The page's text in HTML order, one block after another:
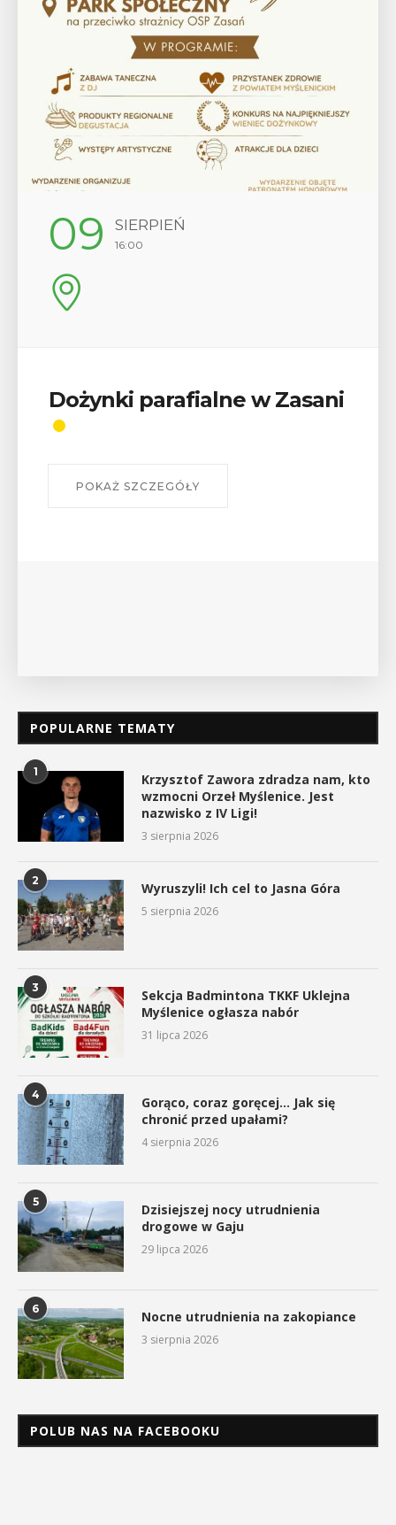
09 SIERPIEŃ
16:00
Dożynki parafialne w Zasani
POKAŻ SZCZEGÓŁY
POPULARNE TEMATY
1
Krzysztof Zawora zdradza nam, kto
wzmocni Orzeł Myślenice. Jest
nazwisko z IV Ligi!
3 sierpnia 2026
2 Wyruszyli! Ich cel to Jasna Góra
5 sierpnia 2026
3
Sekcja Badmintona TKKF Uklejna
Myślenice ogłasza nabór
31 lipca 2026
4
Gorąco, coraz goręcej… Jak się
chronić przed upałami?
4 sierpnia 2026
5
Dzisiejszej nocy utrudnienia
drogowe w Gaju
29 lipca 2026
6 Nocne utrudnienia na zakopiance
3 sierpnia 2026
POLUB NAS NA FACEBOOKU